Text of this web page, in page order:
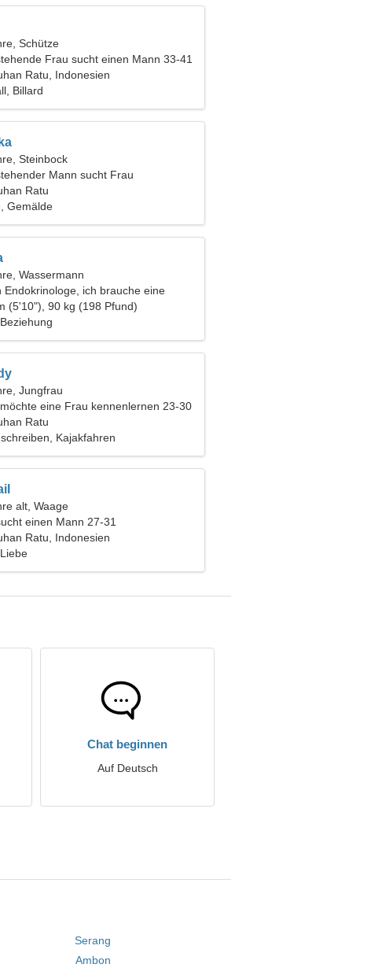
Schütze
Frau sucht einen Mann 33-41
Ratu, Indonesien
Billard
Steinbock
Mann sucht Frau
Ratu
Gemälde
Wassermann
Endokrinologe, ich brauche eine
Frau
(5'10"), 90 kg (198 Pfund)
Jungfrau
eine Frau kennenlernen 23-30
Ratu
Kajakfahren
alt, Waage
einen Mann 27-31
Ratu, Indonesien
Chat beginnen
Auf Deutsch
Serang
Ambon